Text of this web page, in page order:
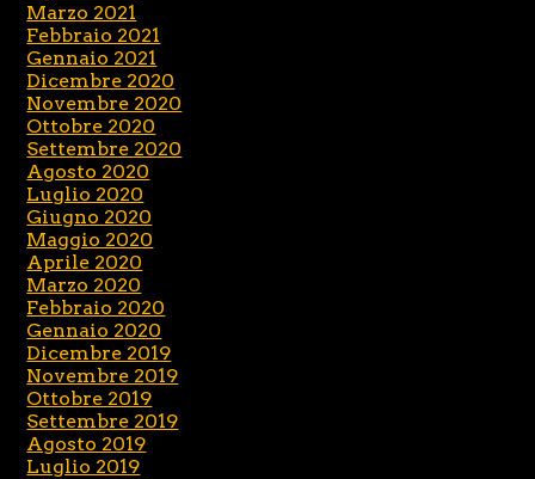
Marzo 2021
Febbraio 2021
Gennaio 2021
Dicembre 2020
Novembre 2020
Ottobre 2020
Settembre 2020
Agosto 2020
Luglio 2020
Giugno 2020
Maggio 2020
Aprile 2020
Marzo 2020
Febbraio 2020
Gennaio 2020
Dicembre 2019
Novembre 2019
Ottobre 2019
Settembre 2019
Agosto 2019
Luglio 2019